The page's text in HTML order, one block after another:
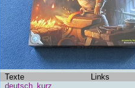
Texte Links
deutsch_kurz